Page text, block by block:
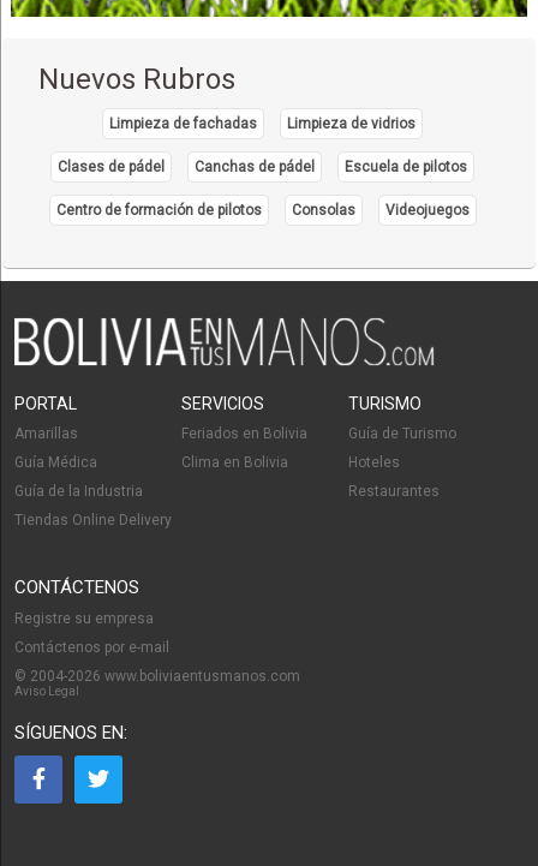
Cocinas a gas
Hornos a gas
Hornos eléctricos
Video porteros
Presurizadores
Jaladores
Nuevos Rubros
Limpieza de fachadas Limpieza de vidrios
Clases de pádel Canchas de pádel Escuela de pilotos
Centro de formación de pilotos Consolas Videojuegos
PORTAL
Amarillas
Guía Médica
Guía de la Industria
Tiendas Online Delivery
SERVICIOS
Feriados en Bolivia
Clima en Bolivia
TURISMO
Guía de Turismo
Hoteles
Restaurantes
CONTÁCTENOS
Registre su empresa
Contáctenos por e-mail
© 2004-2026 www.boliviaentusmanos.com
Aviso Legal
SÍGUENOS EN: